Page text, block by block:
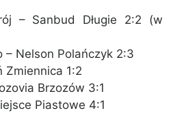
– Sanbud Długie 2:2 (w
– Nelson Polańczyk 2:3
Zmiennica 1:2
Brzozów 3:1
Piastowe 4:1